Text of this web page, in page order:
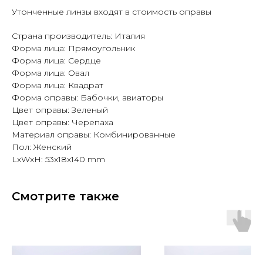
Утонченные линзы входят в стоимость оправы
Страна производитель: Италия
Форма лица: Прямоугольник
Форма лица: Сердце
Форма лица: Овал
Форма лица: Квадрат
Форма оправы: Бабочки, авиаторы
Цвет оправы: Зеленый
Цвет оправы: Черепаха
Материал оправы: Комбинированные
Пол: Женский
LxWxH: 53x18x140 mm
Смотрите также